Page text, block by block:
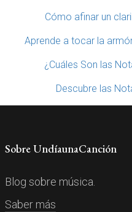
Cómo afinar un
Aprende a tocar la
¿Cuáles Son las
Descubre las
Sobre UndíaunaCanción
Blog sobre música.
Saber más